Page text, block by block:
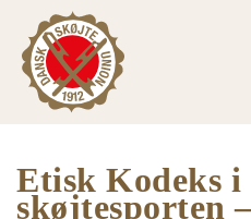
Etisk Kodeks i
skøjtesporten